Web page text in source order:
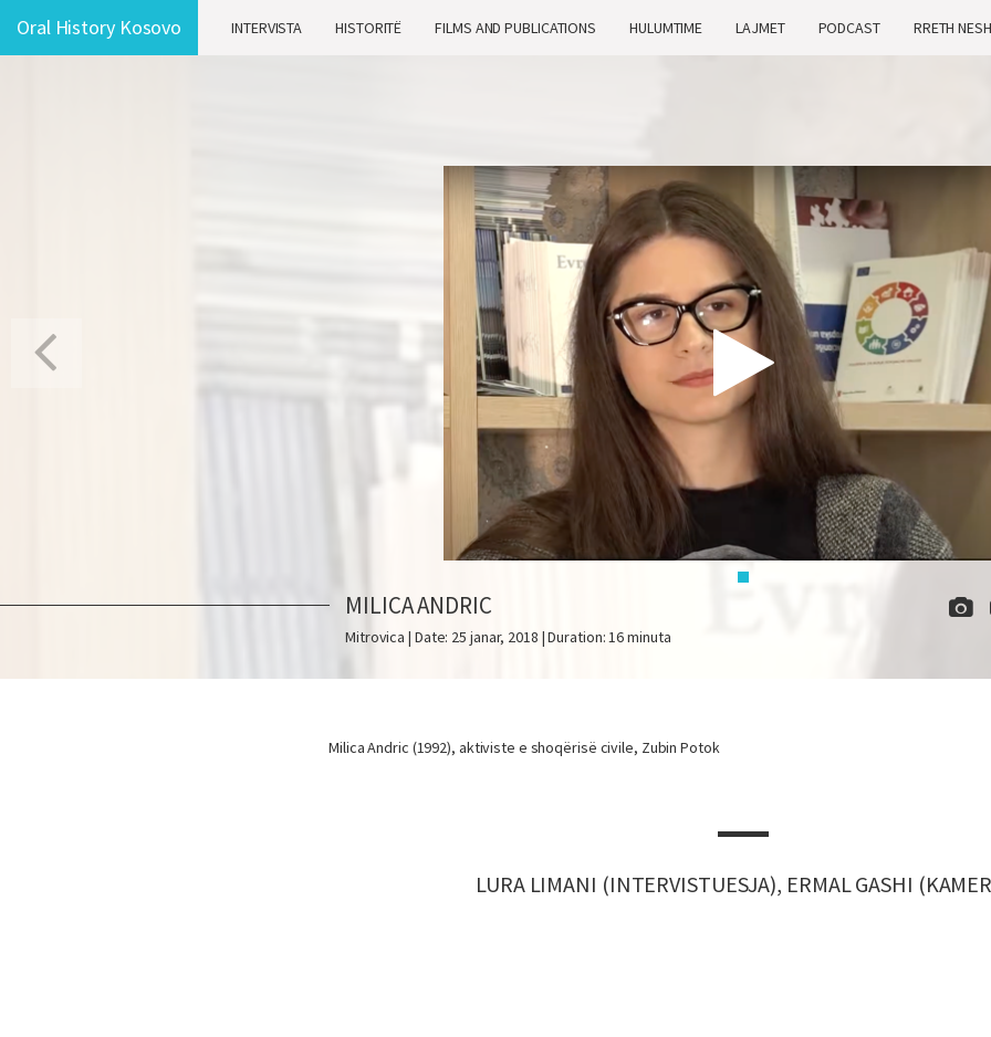
Oral History Kosovo INTERVISTA HISTORITË FILMS AND PUBLICATIONS HULUMTIME LAJMET PODCAST RRETH NESH
MILICA ANDRIC
Mitrovica | Date: 25 janar, 2018 | Duration: 16 minuta
Milica Andric (1992), aktiviste e shoqërisë civile, Zubin Potok
LURA LIMANI (INTERVISTUESJA), ERMAL GASHI